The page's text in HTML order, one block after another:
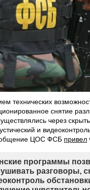
технических
снятие
через
и
ЦОС ФСБ привел
программы
разговоры,